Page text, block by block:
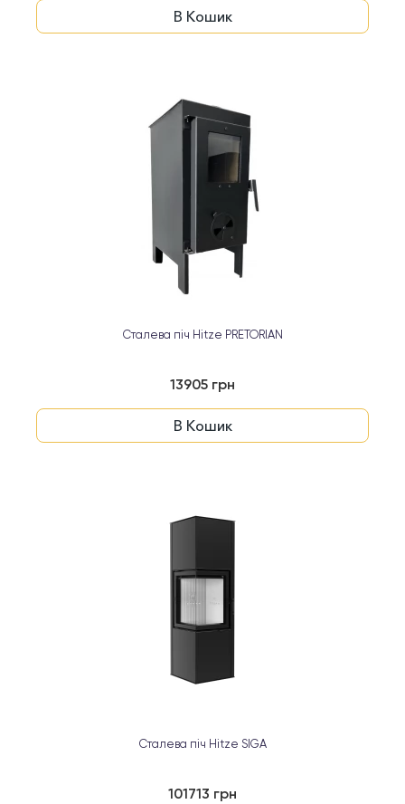
В Кошик
Сталева піч Hitze PRETORIAN
13905 грн
В Кошик
Сталева піч Hitze SIGA
101713 грн